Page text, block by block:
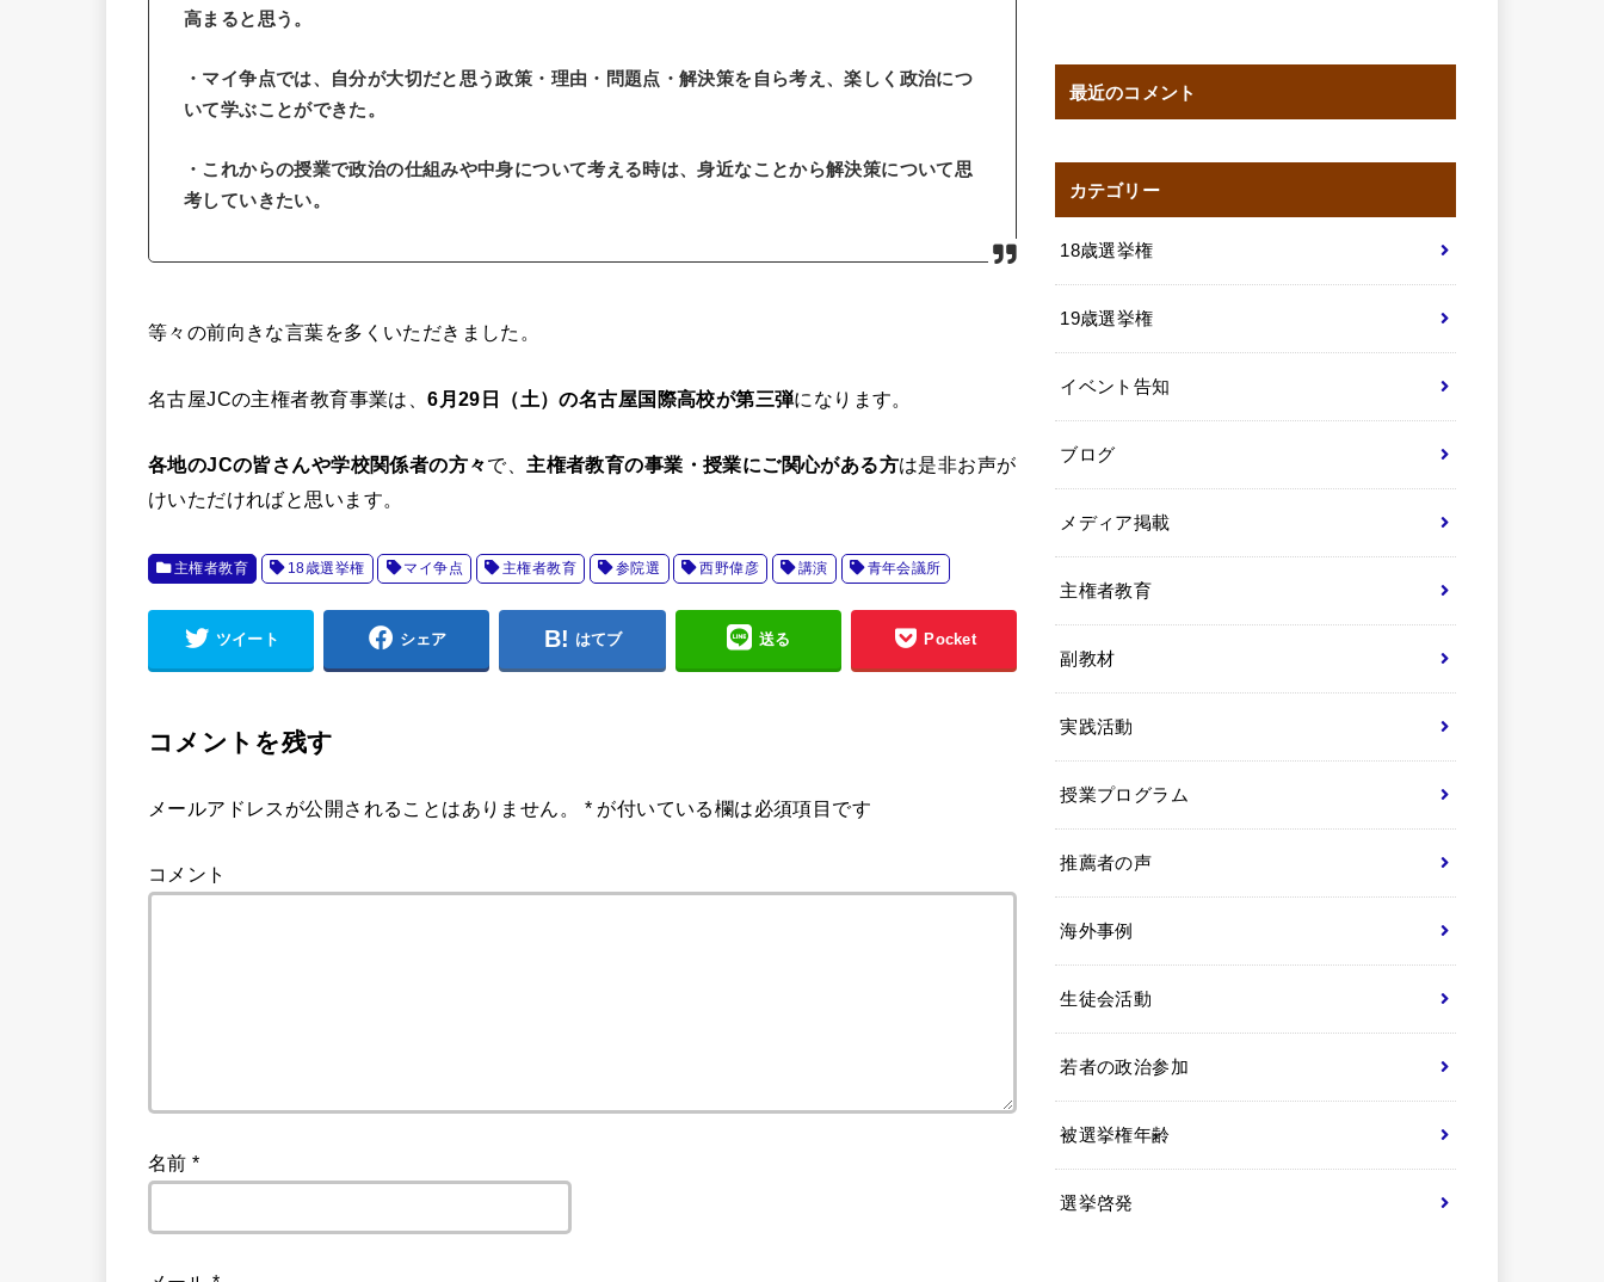
高まると思う。
・マイ争点では、自分が大切だと思う政策・理由・問題点・解決策を自ら考え、楽しく政治につ
いて学ぶことができた。
・これからの授業で政治の仕組みや中身について考える時は、身近なことから解決策について思
考していきたい。
等々の前向きな言葉を多くいただきました。
名古屋JCの主権者教育事業は、6月29日（土）の名古屋国際高校が第三弾になります。
各地のJCの皆さんや学校関係者の方々で、 主権者教育の事業・授業にご関心がある方は是非お声が
けいただければと思います。
主権者教育 18歳選挙権 マイ争点 主権者教育 参院選 西野偉彦 講演 青年会議所
ツイート シェア はてブ 送る Pocket
コメントを残す
メールアドレスが公開されることはありません。 *が付いている欄は必須項目です
コメント
名前*
最近のコメント
カテゴリー
18歳選挙権
19歳選挙権
イベント告知
ブログ
メディア掲載
主権者教育
副教材
実践活動
授業プログラム
推薦者の声
海外事例
生徒会活動
若者の政治参加
被選挙権年齢
選挙啓発